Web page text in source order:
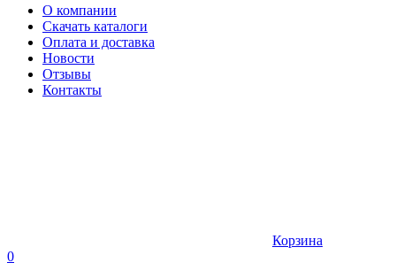
О компании
Скачать каталоги
Оплата и доставка
Новости
Отзывы
Контакты
Корзина
0